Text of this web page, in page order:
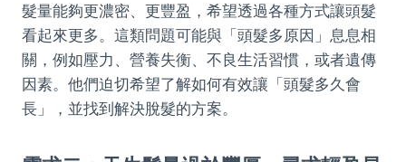
髮量能夠更濃密、更豐盈，希望透過各種方式讓頭髮
看起來更多。這類問題可能與「頭髮多原因」息息相
關，例如壓力、營養失衡、不良生活習慣，或者遺傳
因素。他們迫切希望了解如何有效讓「頭髮多久會
長」，並找到解決脫髮的方案。